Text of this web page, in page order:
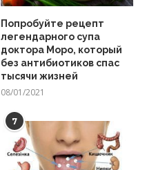
Попробуйте рецепт
легендарного супа
доктора Моро, который
без антибиотиков спас
тысячи жизней
08/01/2021
7